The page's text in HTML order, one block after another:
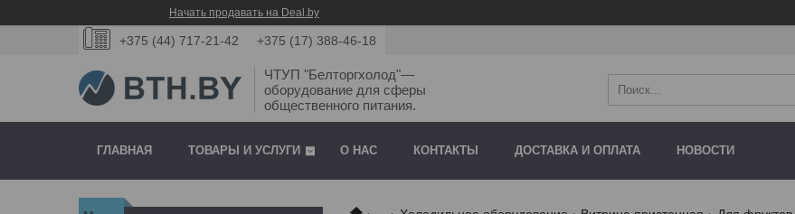
Начать продавать на Deal.by
+375 (44) 717-21-42 +375 (17) 388-46-18
ЧТУП "Белторгхолод"—
оборудование для сферы
общественного питания.
ГЛАВНАЯ ТОВАРЫ И УСЛУГИ О НАС КОНТАКТЫ ДОСТАВКА И ОПЛАТА НОВОСТИ